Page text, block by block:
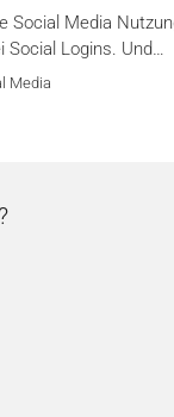
Social Media
Social Logins. Und…
Media